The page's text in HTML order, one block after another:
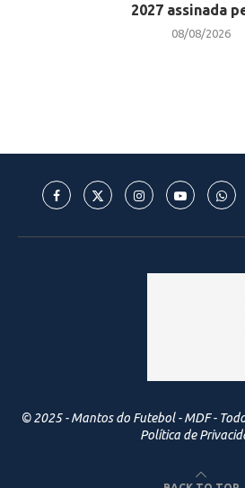
2027 assinada
08/08/2026
© 2025 - Mantos do Futebol - MDF -
Política de